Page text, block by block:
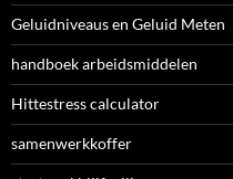
Geluidniveaus en Geluid Meten
handboek arbeidsmiddelen
Hittestress calculator
samenwerkkoffer